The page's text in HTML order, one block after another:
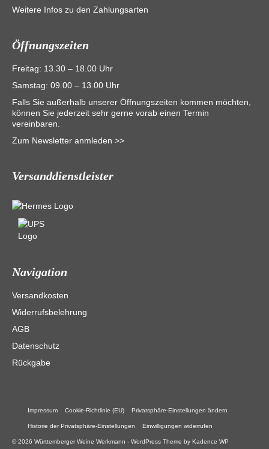
Weitere Infos zu den Zahlungsarten
Öffnungszeiten
Freitag: 13.30 – 18.00 Uhr
Samstag: 09.00 – 13.00 Uhr
Falls Sie außerhalb unserer Öffnungszeiten kommen möchten,
können Sie jederzeit sehr gerne vorab einen Termin
vereinbaren.
Zum Newsletter anmleden >>
Versanddienstleister
Navigation
Versandkosten
Widerrufsbelehrung
AGB
Datenschutz
Rückgabe
Impressum Cookie-Richtlinie (EU) Privatsphäre-Einstellungen ändern
Historie der Privatsphäre-Einstellungen Einwilligungen widerrufen
© 2026 Württemberger Weine Werkmann - WordPress Theme by Kadence WP